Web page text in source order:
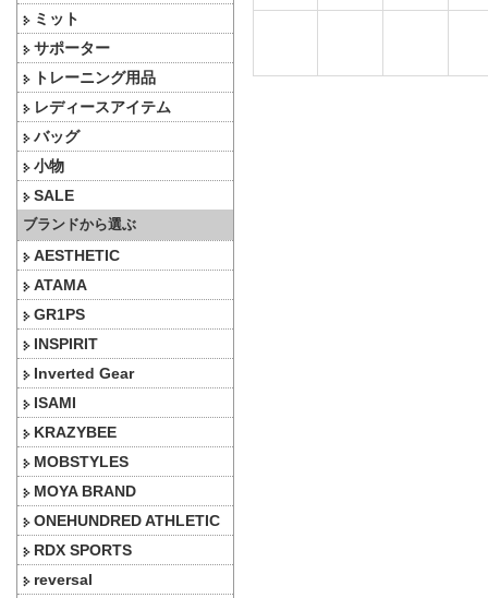
ミット
サポーター
トレーニング用品
レディースアイテム
バッグ
小物
SALE
ブランドから選ぶ
AESTHETIC
ATAMA
GR1PS
INSPIRIT
Inverted Gear
ISAMI
KRAZYBEE
MOBSTYLES
MOYA BRAND
ONEHUNDRED ATHLETIC
RDX SPORTS
reversal